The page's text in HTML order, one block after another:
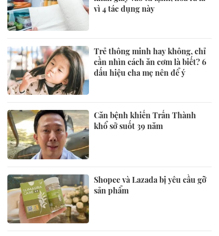
vì 4 tác dụng này
Trẻ thông minh hay không, chỉ
cần nhìn cách ăn cơm là biết? 6
dấu hiệu cha mẹ nên để ý
Căn bệnh khiến Trấn Thành
khổ sở suốt 39 năm
Shopee và Lazada bị yêu cầu gỡ
sản phẩm